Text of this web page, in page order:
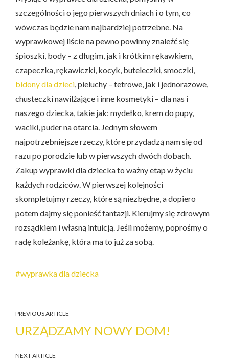
szczególności o jego pierwszych dniach i o tym, co
wówczas będzie nam najbardziej potrzebne. Na
wyprawkowej liście na pewno powinny znaleźć się
śpioszki, body – z długim, jak i krótkim rękawkiem,
czapeczka, rękawiczki, kocyk, buteleczki, smoczki,
bidony dla dzieci , pieluchy – tetrowe, jak i jednorazowe,
chusteczki nawilżające i inne kosmetyki – dla nas i
naszego dziecka, takie jak: mydełko, krem do pupy,
waciki, puder na otarcia. Jednym słowem
najpotrzebniejsze rzeczy, które przydadzą nam się od
razu po porodzie lub w pierwszych dwóch dobach.
Zakup wyprawki dla dziecka to ważny etap w życiu
każdych rodziców. W pierwszej kolejności
skompletujmy rzeczy, które są niezbędne, a dopiero
potem dajmy się ponieść fantazji. Kierujmy się zdrowym
rozsądkiem i własną intuicją. Jeśli możemy, poprośmy o
radę koleżankę, która ma to już za sobą.
wyprawka dla dziecka
PREVIOUS ARTICLE
URZĄDZAMY NOWY DOM!
NEXT ARTICLE